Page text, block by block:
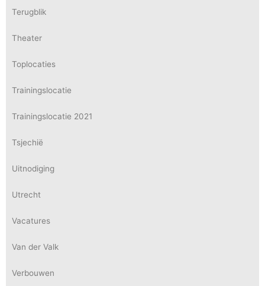
Terugblik
Theater
Toplocaties
Trainingslocatie
Trainingslocatie 2021
Tsjechië
Uitnodiging
Utrecht
Vacatures
Van der Valk
Verbouwen